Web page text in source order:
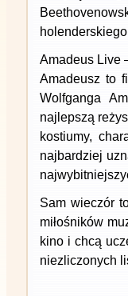
Amadeus Live
Amadeusz to
Wolfganga
najlepszą
kostiumy,
najbardziej
Sam wieczór
miłośników
kino i chcą
niezliczonych